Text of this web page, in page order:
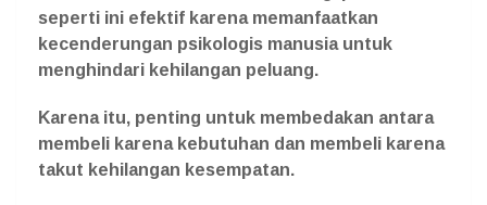
seperti ini efektif karena memanfaatkan
kecenderungan psikologis manusia untuk
menghindari kehilangan peluang.
Karena itu, penting untuk membedakan antara
membeli karena kebutuhan dan membeli karena
takut kehilangan kesempatan.